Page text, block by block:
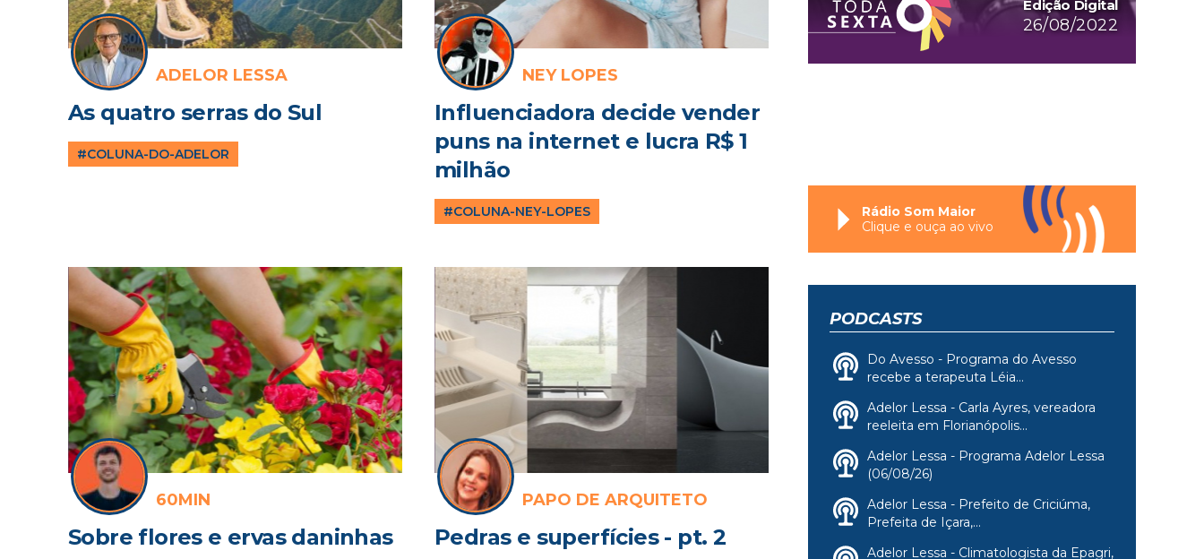
ADELOR LESSA
As quatro serras do Sul
#COLUNA-DO-ADELOR
NEY LOPES
Influenciadora decide vender
puns na internet e lucra R$ 1
milhão
#COLUNA-NEY-LOPES
60MIN
Sobre flores e ervas daninhas
PAPO DE ARQUITETO
Pedras e superfícies - pt. 2
Edição Digital
26/08/2022
Rádio Som Maior
Clique e ouça ao vivo
PODCASTS
Do Avesso - Programa do Avesso
recebe a terapeuta Léia...
Adelor Lessa - Carla Ayres, vereadora
reeleita em Florianópolis...
Adelor Lessa - Programa Adelor Lessa
(06/08/26)
Adelor Lessa - Prefeito de Criciúma,
Prefeita de Içara,...
Adelor Lessa - Climatologista da Epagri,